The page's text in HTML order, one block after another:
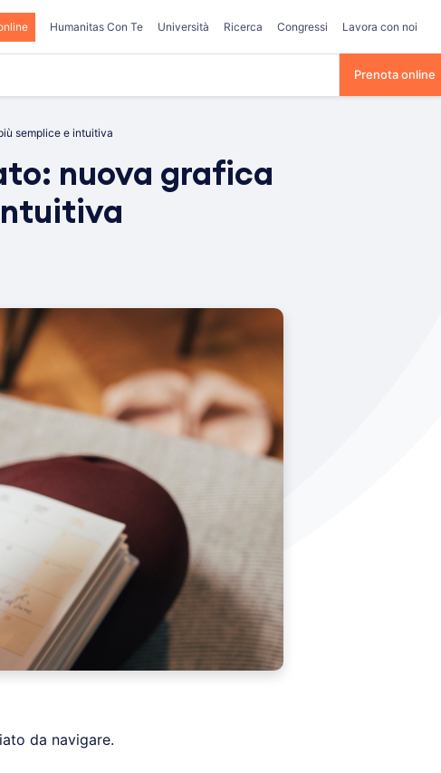
Humanitas Con Te Università Ricerca Congressi Lavora con noi
Prenota online
semplice e intuitiva
nuova grafica
da navigare.